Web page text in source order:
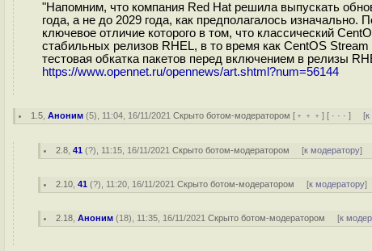
"Напомним, что компания Red Hat решила выпускать
года, а не до 2029 года, как предполагалось
ключевое отличие которого в том, что классический
стабильных релизов RHEL, в то время как CentOS
тестовая обкатка пакетов перед включением в релизы
https://www.opennet.ru/opennews/art.shtml?num=56144
1.5 ,Аноним (5), 11:04, 16/11/2021Скрыто ботом-модератором [ ﹢﹢﹢] [ · · ·] [к
2.8 ,41 (?), 11:15, 16/11/2021Скрыто ботом-модератором [к модератору]
2.10 ,41 (?), 11:20, 16/11/2021Скрыто ботом-модератором [к модератору]
2.18 ,Аноним (18), 11:35, 16/11/2021Скрыто ботом-модератором [к